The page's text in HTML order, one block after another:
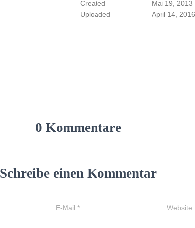
Created
Mai 19, 2013
Uploaded
April 14, 2016
0 Kommentare
Schreibe einen Kommentar
E-Mail* Website